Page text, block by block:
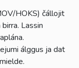
HOKS) čállojit
Lassin
álggus ja dat